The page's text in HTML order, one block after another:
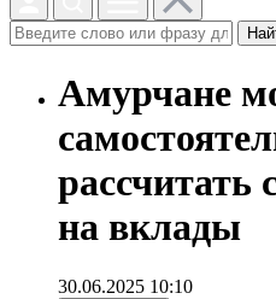
Амурчане
рассчитать
на вклады
30.06.2025 10:10